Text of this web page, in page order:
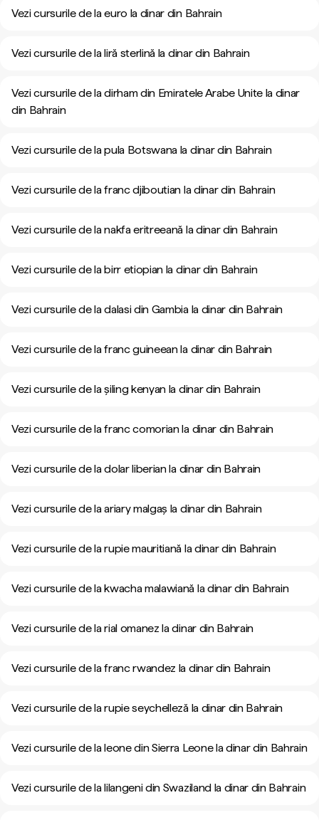
Vezi cursurile de la euro la dinar din Bahrain
Vezi cursurile de la liră sterlină la dinar din Bahrain
Vezi cursurile de la dirham din Emiratele Arabe Unite la dinar
din Bahrain
Vezi cursurile de la pula Botswana la dinar din Bahrain
Vezi cursurile de la franc djiboutian la dinar din Bahrain
Vezi cursurile de la nakfa eritreeană la dinar din Bahrain
Vezi cursurile de la birr etiopian la dinar din Bahrain
Vezi cursurile de la dalasi din Gambia la dinar din Bahrain
Vezi cursurile de la franc guineean la dinar din Bahrain
Vezi cursurile de la șiling kenyan la dinar din Bahrain
Vezi cursurile de la franc comorian la dinar din Bahrain
Vezi cursurile de la dolar liberian la dinar din Bahrain
Vezi cursurile de la ariary malgaș la dinar din Bahrain
Vezi cursurile de la rupie mauritiană la dinar din Bahrain
Vezi cursurile de la kwacha malawiană la dinar din Bahrain
Vezi cursurile de la rial omanez la dinar din Bahrain
Vezi cursurile de la franc rwandez la dinar din Bahrain
Vezi cursurile de la rupie seychelleză la dinar din Bahrain
Vezi cursurile de la leone din Sierra Leone la dinar din Bahrain
Vezi cursurile de la lilangeni din Swaziland la dinar din Bahrain